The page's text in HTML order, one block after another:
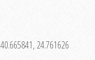
40.665841, 24.761626